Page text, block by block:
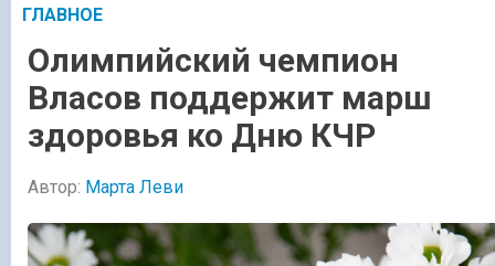
ГЛАВНОЕ
Олимпийский чемпион
Власов поддержит марш
здоровья ко Дню КЧР
Автор: Марта Леви